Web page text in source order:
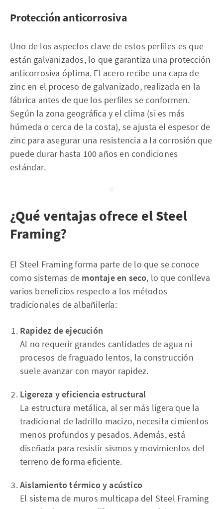
Protección anticorrosiva
Uno de los aspectos clave de estos perfiles es que
están galvanizados, lo que garantiza una protección
anticorrosiva óptima. El acero recibe una capa de
zinc en el proceso de galvanizado, realizada en la
fábrica antes de que los perfiles se conformen.
Según la zona geográfica y el clima (si es más
húmeda o cerca de la costa), se ajusta el espesor de
zinc para asegurar una resistencia a la corrosión que
puede durar hasta 100 años en condiciones
estándar.
¿Qué ventajas ofrece el Steel
Framing?
El Steel Framing forma parte de lo que se conoce
como sistemas de montaje en seco, lo que conlleva
varios beneficios respecto a los métodos
tradicionales de albañilería:
Rapidez de ejecución
Al no requerir grandes cantidades de agua ni
procesos de fraguado lentos, la construcción
suele avanzar con mayor rapidez.
Ligereza y eficiencia estructural
La estructura metálica, al ser más ligera que la
tradicional de ladrillo macizo, necesita cimientos
menos profundos y pesados. Además, está
diseñada para resistir sismos y movimientos del
terreno de forma eficiente.
Aislamiento térmico y acústico
El sistema de muros multicapa del Steel Framing